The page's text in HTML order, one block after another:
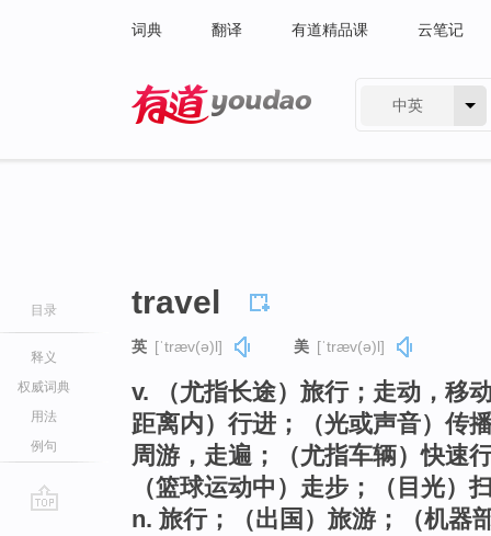
词典 翻译 有道精品课 云笔记
中英
目录
释义
权威词典
用法
例句
travel
英 [ˈtræv(ə)l] 美 [ˈtræv(ə)l]
v. （尤指长途）旅行；走动，移
距离内）行进；（光或声音）传
周游，走遍；（尤指车辆）快速
（篮球运动中）走步；（目光）
n. 旅行；（出国）旅游；（机器